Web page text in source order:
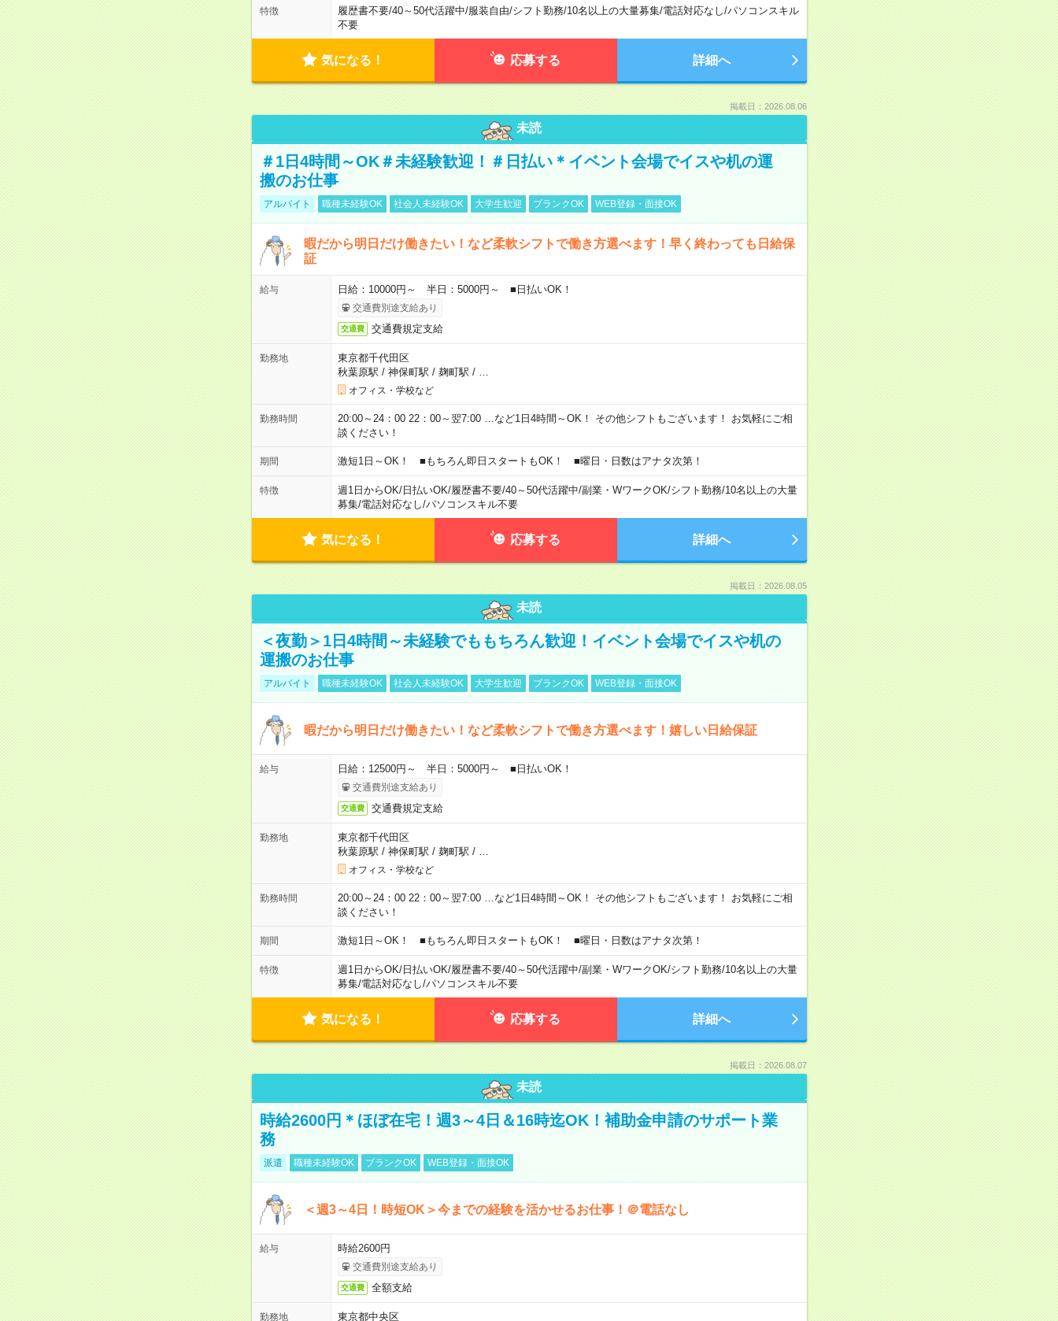
特徴 履歴書不要/40～50代活躍中/服装自由/シフト勤務/10名以上の大量募集/電話対応なし/パソコンスキル
不要
気になる！ 応募する 詳細へ
掲載日：2026.08.06
未読
＃1日4時間～OK＃未経験歓迎！＃日払い＊イベント会場でイスや机の運
搬のお仕事
アルバイト 職種未経験OK 社会人未経験OK 大学生歓迎 ブランクOK WEB登録・面接OK
暇だから明日だけ働きたい！など柔軟シフトで働き方選べます！早く終わっても日給保
証
給与 日給：10000円～ 半日：5000円～ ■日払いOK！
交通費別途支給あり
交通費 交通費規定支給
勤務地
東京都千代田区
秋葉原駅 / 神保町駅 / 麹町駅 /
オフィス・学校など
勤務時間
20:00～24：00 22：00～翌7:00 …など1日4時間～OK！ その他シフトもございます！ お気軽にご相
談ください！
期間 激短1日～OK！ ■もちろん即日スタートもOK！ ■曜日・日数はアナタ次第！
特徴 週1日からOK/日払いOK/履歴書不要/40～50代活躍中/副業・WワークOK/シフト勤務/10名以上の大量
募集/電話対応なし/パソコンスキル不要
気になる！ 応募する 詳細へ
掲載日：2026.08.05
未読
＜夜勤＞1日4時間～未経験でももちろん歓迎！イベント会場でイスや机の
運搬のお仕事
アルバイト 職種未経験OK 社会人未経験OK 大学生歓迎 ブランクOK WEB登録・面接OK
暇だから明日だけ働きたい！など柔軟シフトで働き方選べます！嬉しい日給保証
給与 日給：12500円～ 半日：5000円～ ■日払いOK！
交通費別途支給あり
交通費 交通費規定支給
勤務地
東京都千代田区
秋葉原駅 / 神保町駅 / 麹町駅 /
オフィス・学校など
勤務時間
20:00～24：00 22：00～翌7:00 …など1日4時間～OK！ その他シフトもございます！ お気軽にご相
談ください！
期間 激短1日～OK！ ■もちろん即日スタートもOK！ ■曜日・日数はアナタ次第！
特徴 週1日からOK/日払いOK/履歴書不要/40～50代活躍中/副業・WワークOK/シフト勤務/10名以上の大量
募集/電話対応なし/パソコンスキル不要
気になる！ 応募する 詳細へ
掲載日：2026.08.07
未読
時給2600円＊ほぼ在宅！週3～4日＆16時迄OK！補助金申請のサポート業
務
派遣 職種未経験OK ブランクOK WEB登録・面接OK
＜週3～4日！時短OK＞今までの経験を活かせるお仕事！＠電話なし
給与 時給2600円
交通費別途支給あり
交通費 全額支給
勤務地 東京都中央区